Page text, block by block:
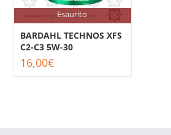
Esaurito
BARDAHL TECHNOS XFS
C2-C3 5W-30
16,00€